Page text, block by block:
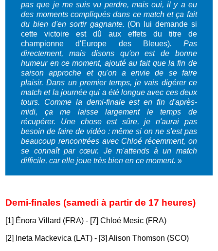
pas que je me suis vu perdre, mais oui, il y a eu
des moments compliqués dans ce match et ça fait
du bien d'en sortir gagnante. (On lui demande si
cette victoire est dû aux effets du titre de
championne d'Europe des Bleues). Pas
directement, mais disons qu'on est de bonne
humeur en ce moment, ajouté au fait que la fin de
saison approche et qu'on a envie de se faire
plaisir. Dans un premier temps, je vais digérer ce
match et la journée qui a été longue avec ces deux
tours. Comme la demi-finale est en fin d'après-
midi, ça me laisse largement le temps de
récupérer. Une chose est sûre, je n'aurai pas
besoin de faire de vidéo : même si on ne s'est pas
beaucoup rencontrées avec Chloé récemment, on
se connaît par cœur. Je m'attends à un match
difficile, car elle joue très bien en ce moment.»
Demi-finales (samedi à partir de 17 heures)
[1] Énora Villard (FRA) - [7] Chloé Mesic (FRA)
[2] Ineta Mackevica (LAT) - [3] Alison Thomson (SCO)